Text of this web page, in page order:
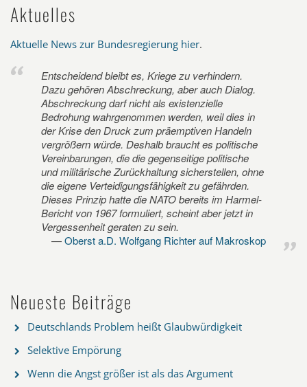
Aktuelles
Aktuelle News zur Bundesregierung hier.
Entscheidend bleibt es, Kriege zu verhindern.
Dazu gehören Abschreckung, aber auch Dialog.
Abschreckung darf nicht als existenzielle
Bedrohung wahrgenommen werden, weil dies in
der Krise den Druck zum präemptiven Handeln
vergrößern würde. Deshalb braucht es politische
Vereinbarungen, die die gegenseitige politische
und militärische Zurückhaltung sicherstellen, ohne
die eigene Verteidigungsfähigkeit zu gefährden.
Dieses Prinzip hatte die NATO bereits im Harmel-
Bericht von 1967 formuliert, scheint aber jetzt in
Vergessenheit geraten zu sein.
Oberst a.D. Wolfgang Richter auf Makroskop
Neueste Beiträge
Deutschlands Problem heißt Glaubwürdigkeit
Selektive Empörung
Wenn die Angst größer ist als das Argument